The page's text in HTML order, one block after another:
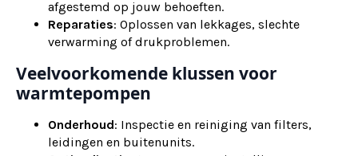
afgestemd op jouw behoeften.
Reparaties: Oplossen van lekkages, slechte
verwarming of drukproblemen.
Veelvoorkomende klussen voor
warmtepompen
Onderhoud: Inspectie en reiniging van filters,
leidingen en buitenunits.